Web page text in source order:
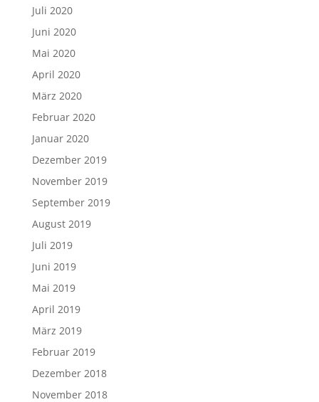
Juli 2020
Juni 2020
Mai 2020
April 2020
März 2020
Februar 2020
Januar 2020
Dezember 2019
November 2019
September 2019
August 2019
Juli 2019
Juni 2019
Mai 2019
April 2019
März 2019
Februar 2019
Dezember 2018
November 2018